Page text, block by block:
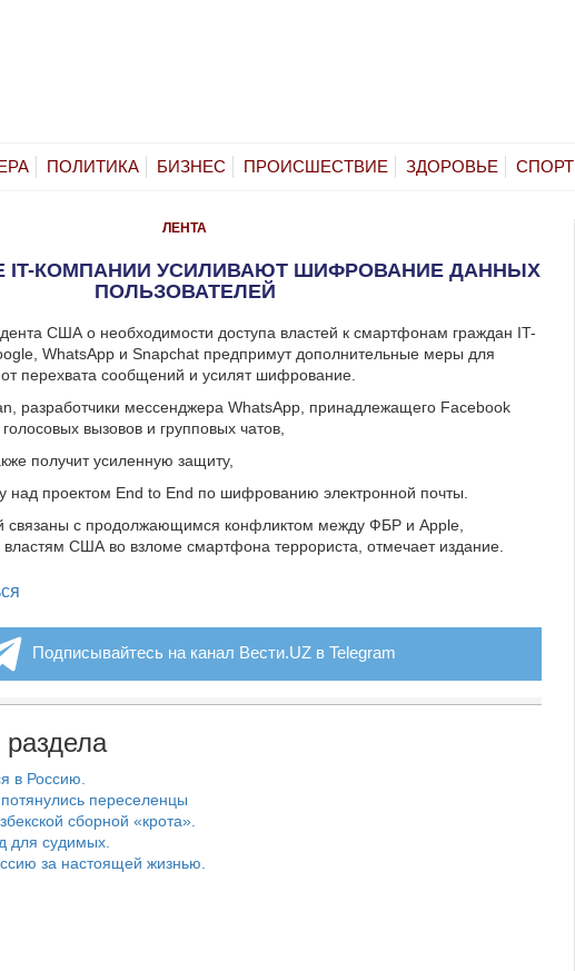
ПОЛИТИКА БИЗНЕС ПРОИСШЕСТВИЕ ЗДОРОВЬЕ СПОРТ
ЛЕНТА
IT-КОМПАНИИ УСИЛИВАЮТ ШИФРОВАНИЕ ДАННЫХ
ПОЛЬЗОВАТЕЛЕЙ
США о необходимости доступа властей к смартфонам граждан IT-
WhatsApp и Snapchat предпримут дополнительные меры для
перехвата сообщений и усилят шифрование.
разработчики мессенджера WhatsApp, принадлежащего Facebook
вызовов и групповых чатов,
получит усиленную защиту,
над проектом End to End по шифрованию электронной почты.
с продолжающимся конфликтом между ФБР и Apple,
властям США во взломе смартфона террориста, отмечает издание.
Подписывайтесь на канал Вести.UZ в Telegram
раздела
в Россию.
переселенцы
сборной «крота».
для судимых.
за настоящей жизнью.